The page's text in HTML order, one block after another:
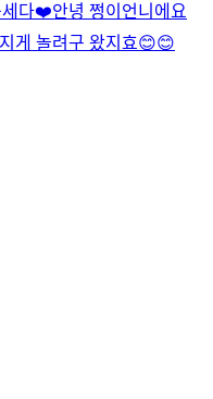
세다❤️안녕 쩡이언니에요
게 놀려구 왔지효😊😊